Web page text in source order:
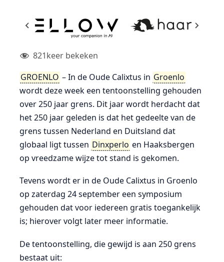
821keer bekeken
GROENLO – In de Oude Calixtus in Groenlo
wordt deze week een tentoonstelling gehouden
over 250 jaar grens. Dit jaar wordt herdacht dat
het 250 jaar geleden is dat het gedeelte van de
grens tussen Nederland en Duitsland dat
globaal ligt tussen Dinxperlo en Haaksbergen
op vreedzame wijze tot stand is gekomen.
Tevens wordt er in de Oude Calixtus in Groenlo
op zaterdag 24 september een symposium
gehouden dat voor iedereen gratis toegankelijk
is; hierover volgt later meer informatie.
De tentoonstelling, die gewijd is aan 250 grens
bestaat uit: